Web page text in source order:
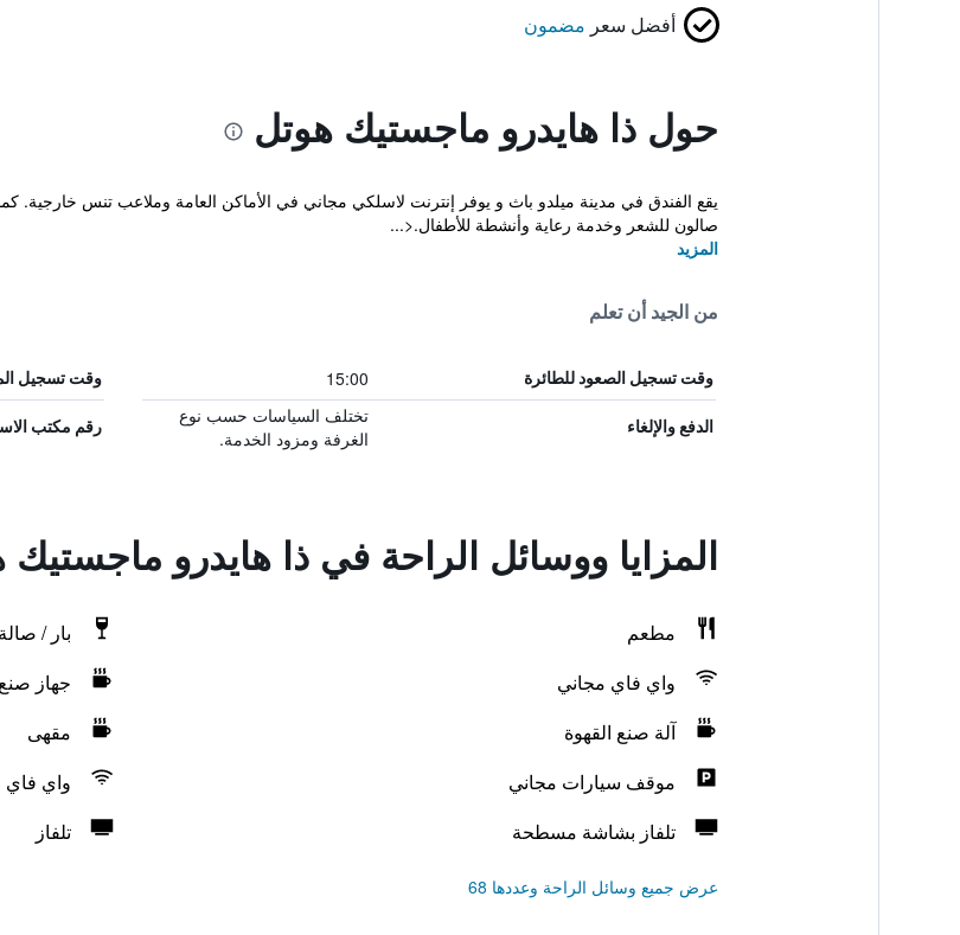
أفضل سعر مضمون
حول ذا هايدرو ماجستيك هوتل
يقع الفندق في مدينة ميلدو باث و يوفر إنترنت لاسلكي مجاني في الأماكن العامة وملاعب تنس خارجية. كما
صالون للشعر وخدمة رعاية وأنشطة للأطفال.<...
المزيد
من الجيد أن تعلم
وقت تسجيل الصعود للطائرة 15:00 وقت تسجيل
الدفع والإلغاء
تختلف السياسات حسب نوع
الغرفة ومزود الخدمة.
رقم مكتب
المزايا ووسائل الراحة في ذا هايدرو
مطعم
بار / صالة
واي فاي مجاني
جهاز
آلة صنع القهوة
مقهى
موقف سيارات مجاني
واي فاي
تلفاز بشاشة مسطحة
تلفاز
عرض جميع وسائل الراحة وعددها 68